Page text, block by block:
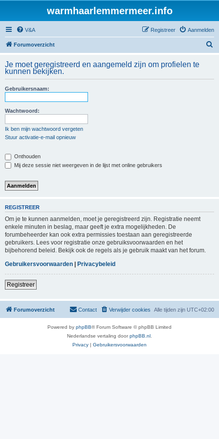
warmhaarlemmermeer.info
V&A Aanmelden
Registreer
Forumoverzicht
k
Je moet geregistreerd en aangemeld zijn om profielen te
kunnen bekijken.
Gebruikersnaam:
Wachtwoord:
Ik ben mijn wachtwoord vergeten
Stuur activatie-e-mail opnieuw
Onthouden
Mij deze sessie niet weergeven in de lijst met online gebruikers
REGISTREER
Om je te kunnen aanmelden, moet je geregistreerd zijn. Registratie neemt
enkele minuten in beslag, maar geeft je extra mogelijkheden. De
forumbeheerder kan ook extra permissies toestaan aan geregistreerde
gebruikers. Lees voor registratie onze gebruiksvoorwaarden en het
bijbehorend beleid. Bekijk ook de regels als je gebruik maakt van het forum.
Gebruikersvoorwaarden | Privacybeleid
Registreer
Forumoverzicht Alle tijden zijn UTC+02:00
Verwijder cookies
Contact
Powered by phpBB® Forum Software © phpBB Limited
Nederlandse vertaling doorphpBB.nl
Privacy | Gebruikersvoorwaarden